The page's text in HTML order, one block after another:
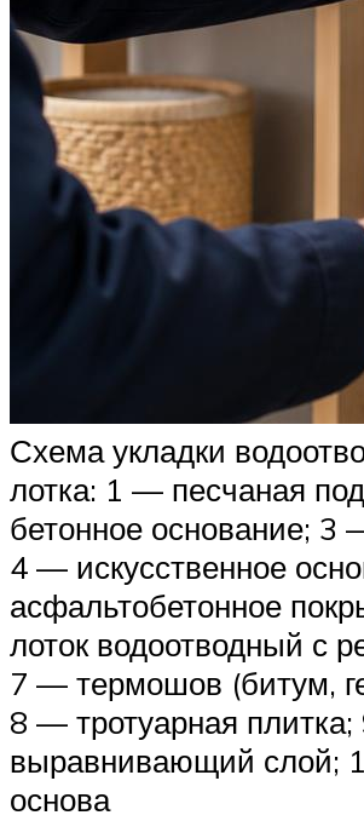
Схема укладки
лотка: 1 — песчаная
бетонное основание; 3
4 — искусственное
асфальтобетонное
лоток водоотводный с
7 — термошов (битум,
8 — тротуарная
выравнивающий слой;
основа